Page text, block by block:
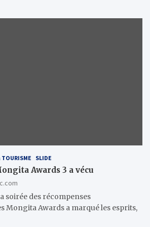
TOURISME SLIDE
Awards 3 a vécu
soirée des récompenses
Mongita Awards a marqué les esprits,